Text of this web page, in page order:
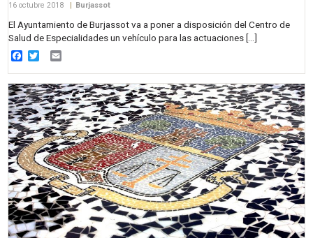
16 octubre 2018 Burjassot
El Ayuntamiento de Burjassot va a poner a disposición del Centro de
Salud de Especialidades un vehículo para las actuaciones […]
Facebook
Twitter